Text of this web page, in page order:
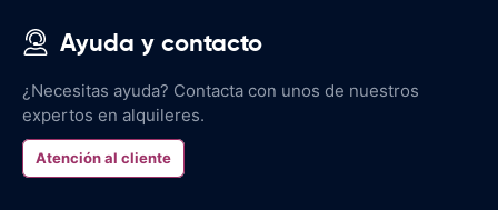
Ayuda y contacto
¿Necesitas ayuda? Contacta con unos de nuestros
expertos en alquileres.
Atención al cliente